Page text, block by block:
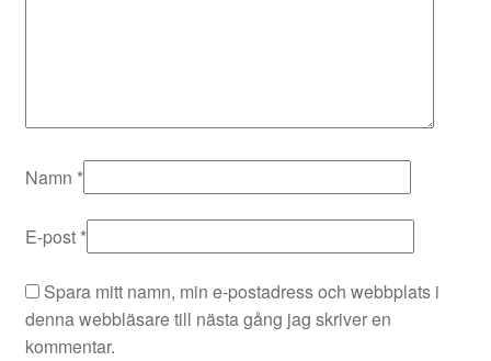
Namn *
E-post *
Spara mitt namn, min e-postadress och webbplats i
denna webbläsare till nästa gång jag skriver en
kommentar.